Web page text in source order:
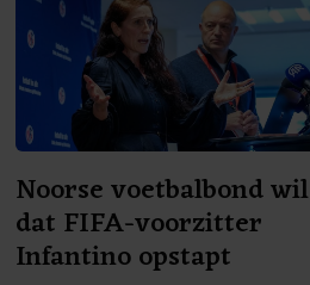
Noorse voetbalbond wil
dat FIFA-voorzitter
Infantino opstapt